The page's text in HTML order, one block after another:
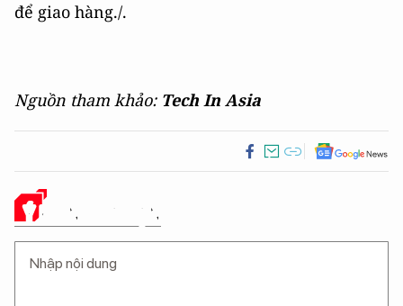
để giao hàng./.
Nguồn tham khảo: Tech In Asia
Ý KIẾN CỦA BẠN